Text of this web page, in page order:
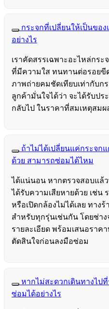
กระจกที่เปลี่ยนให้เป็นขอ
อย่างไร
เราคัดสรรเฉพาะอะไหล่กร
ที่มีความใส ทนทานต่อรอย
ภาพถ่ายคมชัดเทียบเท่ากับกร
ลูกค้ามั่นใจได้ว่า จะได้รับป
กลับไป ในราคาที่สมเหตุสมผ
ถ้าไม่ได้เปลี่ยนแค่กระจกแ
ด้วย สามารถซ่อมได้ไหม
ได้แน่นอน หากตรวจสอบแล้
ได้รับความเสียหายด้วย เช่น
หรือเปิดกล้องไม่ได้เลย ทาง
สำหรับทุกรุ่นเช่นกัน โดยช่าง
รายละเอียด พร้อมเสนอราค
ตัดสินใจก่อนลงมือซ่อม
หากไม่สะดวกเดินทางไป
ซ่อมได้อย่างไร